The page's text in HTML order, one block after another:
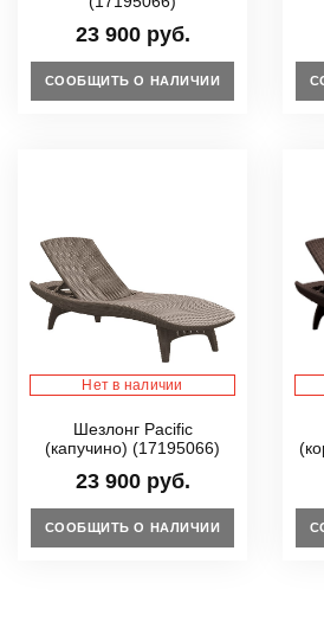
23 900 руб.
СООБЩИТЬ О НАЛИЧИИ
Нет в наличии
Шезлонг Pacific
(капучино) (17195066)
23 900 руб.
СООБЩИТЬ О НАЛИЧИИ